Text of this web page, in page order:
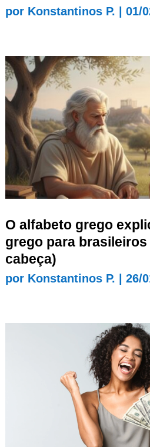
por Konstantinos P. 01/
O alfabeto grego
grego para brasileiros
cabeça)
por Konstantinos P. 26/